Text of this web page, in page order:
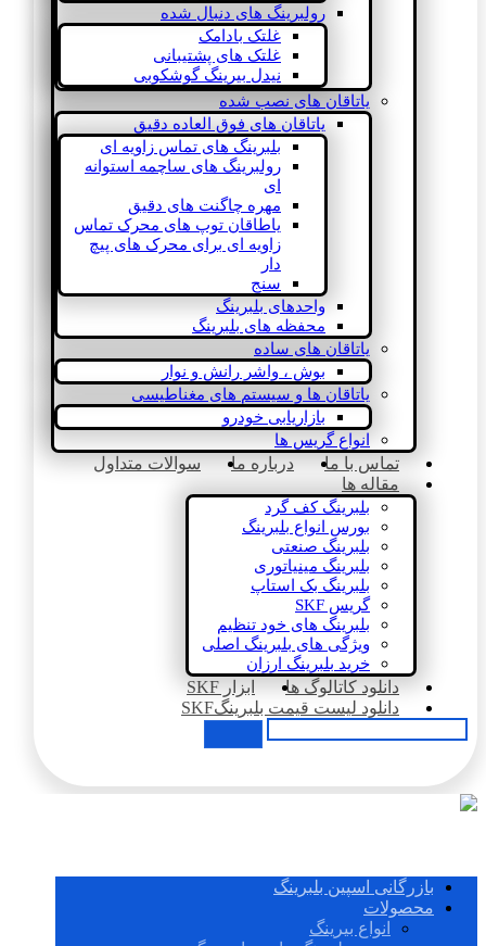
رولبرینگ های دنبال شده
غلتک بادامک
غلتک های پشتیبانی
نیدل بیرینگ گوشکوبی
یاتاقان های نصب شده
یاتاقان های فوق العاده دقیق
بلبرینگ های تماس زاویه ای
رولبرینگ های ساچمه استوانه
ای
مهره چاگنت های دقیق
یاطاقان توپ های محرک تماس
زاویه ای برای محرک های پیچ
دار
سنج
واحدهای بلبرینگ
محفظه های بلبرینگ
یاتاقان های ساده
بوش ، واشر رانش و نوار
یاتاقان ها و سیستم های مغناطیسی
بازاریابی خودرو
انواع گریس ها
تماس با ما درباره ما
سوالات متداول
مقاله ها
بلبرینگ کف گرد
بورس انواع بلبرینگ
بلبرینگ صنعتی
بلبرینگ مینیاتوری
بلبرینگ بک استاپ
گریس SKF
بلبرینگ های خود تنظیم
ویژگی های بلبرینگ اصلی
خرید بلبرینگ ارزان
دانلود کاتالوگ ها
ابزار SKF
دانلود لیست قیمت بلبرینگSKF
بازرگانی اسپین بلبرینگ
محصولات
انواع بیرینگ